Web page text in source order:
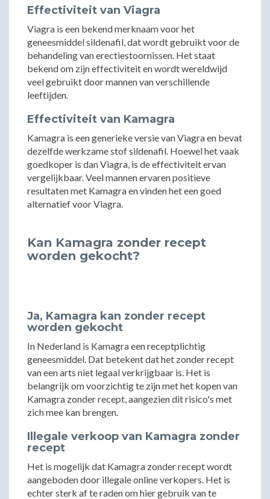
Effectiviteit van Viagra
Viagra is een bekend merknaam voor het
geneesmiddel sildenafil, dat wordt gebruikt voor de
behandeling van erectiestoornissen. Het staat
bekend om zijn effectiviteit en wordt wereldwijd
veel gebruikt door mannen van verschillende
leeftijden.
Effectiviteit van Kamagra
Kamagra is een generieke versie van Viagra en bevat
dezelfde werkzame stof sildenafil. Hoewel het vaak
goedkoper is dan Viagra, is de effectiviteit ervan
vergelijkbaar. Veel mannen ervaren positieve
resultaten met Kamagra en vinden het een goed
alternatief voor Viagra.
Kan Kamagra zonder recept
worden gekocht?
Ja, Kamagra kan zonder recept
worden gekocht
In Nederland is Kamagra een receptplichtig
geneesmiddel. Dat betekent dat het zonder recept
van een arts niet legaal verkrijgbaar is. Het is
belangrijk om voorzichtig te zijn met het kopen van
Kamagra zonder recept, aangezien dit risico's met
zich mee kan brengen.
Illegale verkoop van Kamagra zonder
recept
Het is mogelijk dat Kamagra zonder recept wordt
aangeboden door illegale online verkopers. Het is
echter sterk af te raden om hier gebruik van te